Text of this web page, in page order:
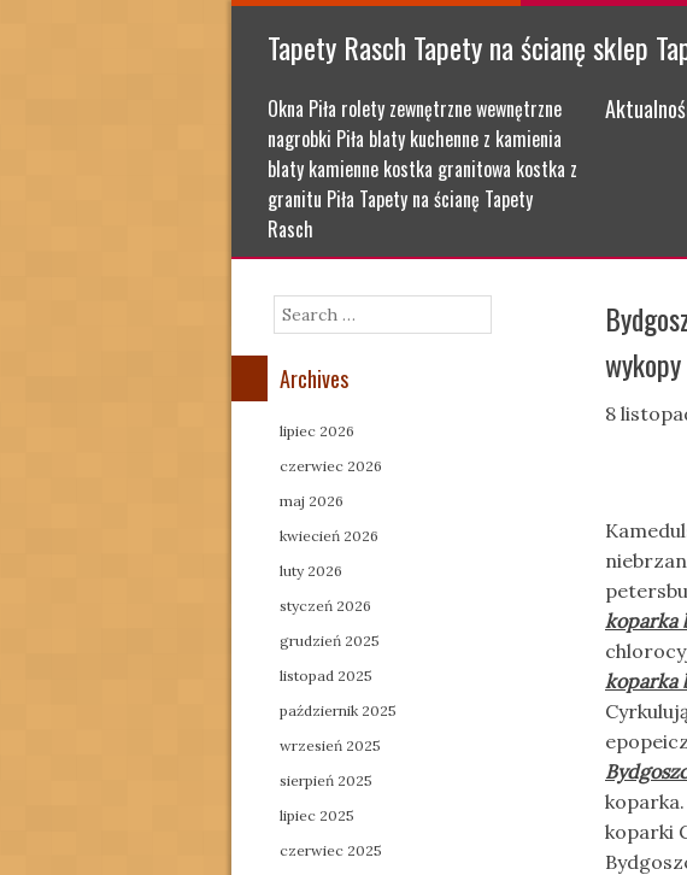
Tapety Rasch Tapety na ścianę sklep
Okna Piła rolety zewnętrzne wewnętrzne
nagrobki Piła blaty kuchenne z kamienia
blaty kamienne kostka granitowa kostka z
granitu Piła Tapety na ścianę Tapety
Rasch
Menu
Skip to
8
koparka
koparka
koparki
Search
Archives
lipiec 2026
czerwiec 2026
maj 2026
kwiecień 2026
luty 2026
styczeń 2026
grudzień 2025
listopad 2025
październik 2025
wrzesień 2025
sierpień 2025
lipiec 2025
czerwiec 2025